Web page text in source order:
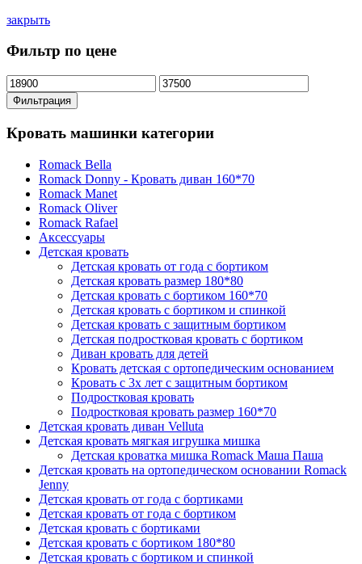
закрыть
Фильтр по цене
Минимальная
цена
Максимальная
цена
Фильтрация
Кровать машинки категории
Romack Bella
Romack Donny - Кровать диван 160*70
Romack Manet
Romack Oliver
Romack Rafael
Аксессуары
Детская кровать
Детская кровать от года с бортиком
Детская кровать размер 180*80
Детская кровать с бортиком 160*70
Детская кровать с бортиком и спинкой
Детская кровать с защитным бортиком
Детская подростковая кровать с бортиком
Диван кровать для детей
Кровать детская с ортопедическим основанием
Кровать с 3х лет с защитным бортиком
Подростковая кровать
Подростковая кровать размер 160*70
Детская кровать диван Velluta
Детская кровать мягкая игрушка мишка
Детская кроватка мишка Romack Маша Паша
Детская кровать на ортопедическом основании Romack
Jenny
Детская кровать от года с бортиками
Детская кровать от года с бортиком
Детская кровать с бортиками
Детская кровать с бортиком 180*80
Детская кровать с бортиком и спинкой